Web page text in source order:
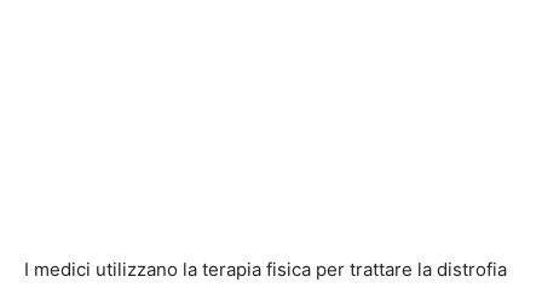
I medici utilizzano la terapia fisica per trattare la distrofia